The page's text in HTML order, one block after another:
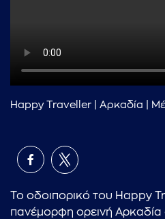
Happy Traveller | Αρκαδία |
Το οδοιπορικό του Happy
πανέμορφη ορεινή Αρκαδία